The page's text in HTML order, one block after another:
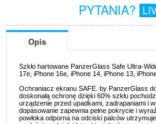
PYTANIA?
Opis
Szkło hartowane PanzerGlass Safe Ultra-
17e, iPhone 16e, iPhone 14, iPhone 13,
Ochraniacz ekranu SAFE. by PanzerGlass
doskonałą ochronę dzięki 60% szkłu
urządzenie przed upadkami, zadrapaniami i
dopasowanie zapewnia pełne pokrycie i
powłoka odporna na odciski palców